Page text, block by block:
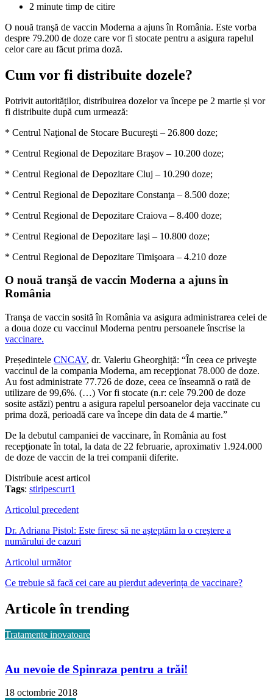
2 minute timp de citire
O nouă tranşă de vaccin Moderna a ajuns în România. Este vorba
despre 79.200 de doze care vor fi stocate pentru a asigura rapelul
celor care au făcut prima doză.
Cum vor fi distribuite dozele?
Potrivit autorităților, distribuirea dozelor va începe pe 2 martie și vor
fi distribuite după cum urmează:
* Centrul Naţional de Stocare Bucureşti – 26.800 doze;
* Centrul Regional de Depozitare Braşov – 10.200 doze;
* Centrul Regional de Depozitare Cluj – 10.290 doze;
* Centrul Regional de Depozitare Constanţa – 8.500 doze;
* Centrul Regional de Depozitare Craiova – 8.400 doze;
* Centrul Regional de Depozitare Iaşi – 10.800 doze;
* Centrul Regional de Depozitare Timişoara – 4.210 doze
O nouă tranşă de vaccin Moderna a ajuns în
România
Tranşa de vaccin sosită în România va asigura administrarea celei de
a doua doze cu vaccinul Moderna pentru persoanele înscrise la
vaccinare.
Președintele CNCAV, dr. Valeriu Gheorghiță: “În ceea ce priveşte
vaccinul de la compania Moderna, am recepţionat 78.000 de doze.
Au fost administrate 77.726 de doze, ceea ce înseamnă o rată de
utilizare de 99,6%. (…) Vor fi stocate (n.r: cele 79.200 de doze
sosite astăzi) pentru a asigura rapelul persoanelor deja vaccinate cu
prima doză, perioadă care va începe din data de 4 martie.”
De la debutul campaniei de vaccinare, în România au fost
recepţionate în total, la data de 22 februarie, aproximativ 1.924.000
de doze de vaccin de la trei companii diferite.
Distribuie acest articol
Tags: stiripescurt1
Articolul precedent
Dr. Adriana Pistol: Este firesc să ne aşteptăm la o creştere a
numărului de cazuri
Articolul următor
Ce trebuie să facă cei care au pierdut adeverința de vaccinare?
Articole în trending
Tratamente inovatoare
Au nevoie de Spinraza pentru a trăi!
18 octombrie 2018